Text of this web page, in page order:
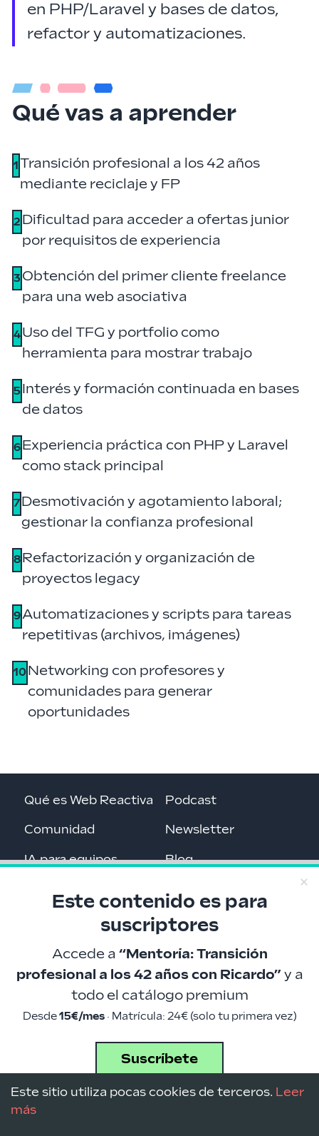
Este sitio utiliza pocas cookies de terceros. Leer
más
en PHP/Laravel y bases de datos,
refactor y automatizaciones.
Qué vas a aprender
1 Transición profesional a los 42 años
mediante reciclaje y FP
2 Dificultad para acceder a ofertas junior
por requisitos de experiencia
3 Obtención del primer cliente freelance
para una web asociativa
4Uso del TFG y portfolio como
herramienta para mostrar trabajo
5Interés y formación continuada en bases
de datos
6Experiencia práctica con PHP y Laravel
como stack principal
7Desmotivación y agotamiento laboral;
gestionar la confianza profesional
8Refactorización y organización de
proyectos legacy
9Automatizaciones y scripts para tareas
repetitivas (archivos, imágenes)
10Networking con profesores y
comunidades para generar
oportunidades
Este contenido es para
suscriptores
Accede a “Mentoría: Transición
profesional a los 42 años con Ricardo”y a
todo el catálogo premium
Desde15€/mes· Matrícula: 24€ (solo tu primera vez)
Suscríbete
Qué es Web Reactiva
Comunidad
IA para equipos
Podcast
Newsletter
Blog
Recursos a tutiplén
Programa con IA
Glosario de IA
Cursos gratis
Roadmaps
Acceso premium
Privacidad